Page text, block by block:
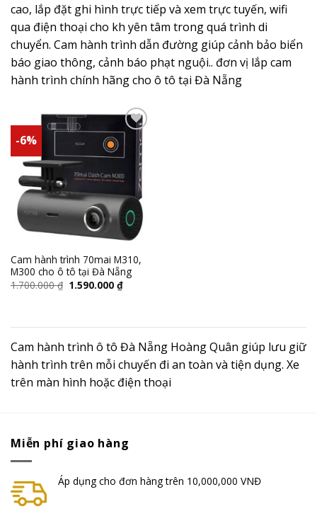
cao, lắp đặt ghi hình trực tiếp và xem trực tuyến, wifi
qua điện thoại cho kh yên tâm trong quá trình di
chuyển. Cam hành trình dẫn đường giúp cảnh bảo biển
báo giao thông, cảnh báo phạt nguội.. đơn vị lắp cam
hành trình chính hãng cho ô tô tại Đà Nẵng
-6%
Add to
wishlist
Cam hành trình 70mai M310,
M300 cho ô tô tại Đà Nẵng
1.700.000₫ 1.590.000 ₫
Cam hành trình ô tô Đà Nẵng Hoàng Quân giúp lưu giữ
hành trình trên mỗi chuyến đi an toàn và tiện dụng. Xe
trên màn hình hoặc điện thoại
Miễn phí giao hàng
Áp dụng cho đơn hàng trên 10,000,000 VNĐ